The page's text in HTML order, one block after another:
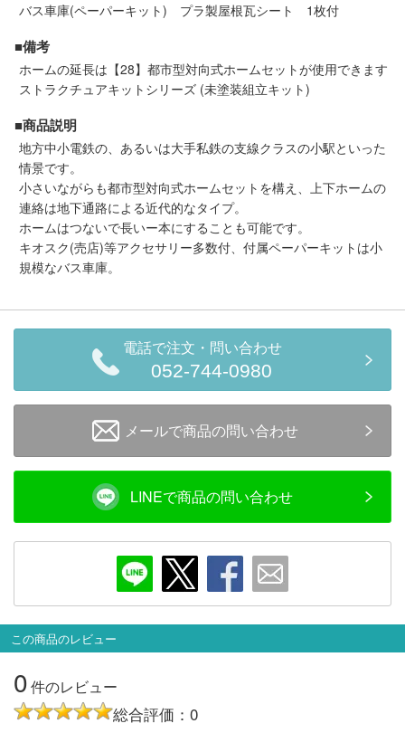
お役立ち情報
鉄道模型の情報 商品レビュー
メルマガ登録
Infomation
ご注文方法
ヘルプページ
お問い合せ
ログイン/マイページ
お気に入りリスト
新規会員登録
会員ランクについて
会社概要
レビューについて
バス車庫(ペーパーキット) プラ製屋根瓦シート 1枚付
■備考
ホームの延長は【28】都市型対向式ホームセットが使用できます
ストラクチュアキットシリーズ (未塗装組立キット)
■商品説明
地方中小電鉄の、あるいは大手私鉄の支線クラスの小駅といった
情景です。
小さいながらも都市型対向式ホームセットを構え、上下ホームの
連絡は地下通路による近代的なタイプ。
ホームはつないで長いー本にすることも可能です。
キオスク(売店)等アクセサリー多数付、付属ペーパーキットは小
規模なバス車庫。
電話で注文・問い合わせ
052-744-0980
メールで商品の問い合わせ
LINEで商品の問い合わせ
この商品のレビュー
0件のレビュー
総合評価：0